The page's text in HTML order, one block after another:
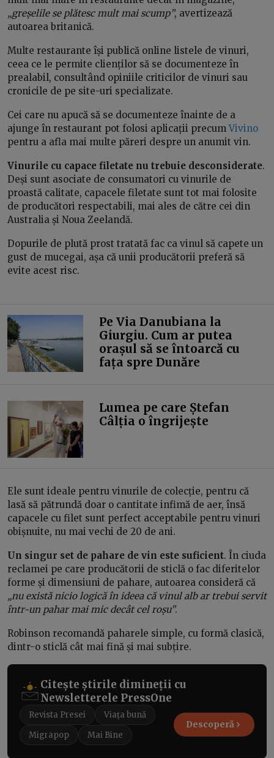
„greșelile se plătesc mult mai scump”, avertizează
autoarea britanică.
Multe restaurante își publică online listele de vinuri,
ceea ce le permite clienților să se documenteze în
prealabil, consultând opiniile criticilor de vinuri sau
cronicile de pe site-uri specializate.
Cei care nu apucă să se documenteze înainte de a
ajunge în restaurant pot folosi aplicații precumVivino
pentru a afla mai multe păreri despre un anumit vin.
Vinurile cu capace filetate nu trebuie desconsiderate.
Deși sunt asociate de consumatori cu vinurile de
proastă calitate, capacele filetate sunt tot mai folosite
de producători respectabili, mai ales de către cei din
Australia și Noua Zeelandă.
Dopurile de plută prost tratată fac ca vinul să capete un
gust de mucegai, așa că unii producătorii preferă să
evite acest risc.
Pe Via Danubiana la
Giurgiu. Cum ar putea
orașul să se întoarcă cu
fața spre Dunăre
Lumea pe care Ștefan
Câlția o îngrijește
Ele sunt ideale pentru vinurile de colecție, pentru că
lasă să pătrundă doar o cantitate infimă de aer, însă
capacele cu filet sunt perfect acceptabile pentru vinuri
obișnuite, nu mai vechi de 20 de ani.
Un singur set de pahare de vin este suficient. În ciuda
reclamei pe care producătorii de sticlă o fac diferitelor
forme și dimensiuni de pahare, autoarea consideră că
„nu există nicio logică în ideea că vinul alb ar trebui servit
într-un pahar mai mic decât cel roșu”.
Robinson recomandă paharele simple, cu formă clasică,
dintr-o sticlă cât mai fină și mai subțire.
Citește știrile dimineții cu
Newsletterele PressOne
Revista Presei
Viața bună
Migrapop
Mai Bine
Descoperă